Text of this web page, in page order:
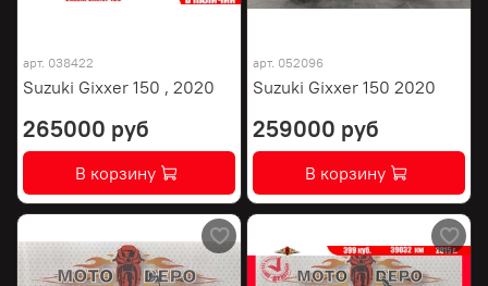
арт. 038422
Suzuki Gixxer 150 , 2020
265000 руб
В корзину
арт. 052096
Suzuki Gixxer 150 2020
259000 руб
В корзину